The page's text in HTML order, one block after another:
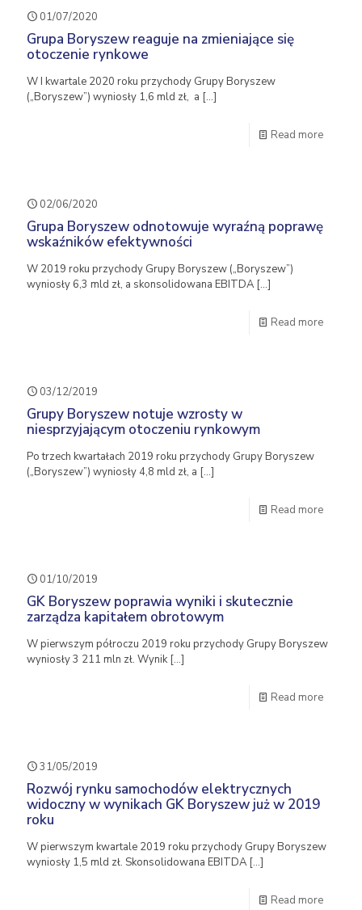
01/07/2020
Grupa Boryszew reaguje na zmieniające się
otoczenie rynkowe
W I kwartale 2020 roku przychody Grupy Boryszew
(„Boryszew”) wyniosły 1,6 mld zł, a […]
Read more
02/06/2020
Grupa Boryszew odnotowuje wyraźną poprawę
wskaźników efektywności
W 2019 roku przychody Grupy Boryszew („Boryszew”)
wyniosły 6,3 mld zł, a skonsolidowana EBITDA […]
Read more
03/12/2019
Grupy Boryszew notuje wzrosty w
niesprzyjającym otoczeniu rynkowym
Po trzech kwartałach 2019 roku przychody Grupy Boryszew
(„Boryszew”) wyniosły 4,8 mld zł, a […]
Read more
01/10/2019
GK Boryszew poprawia wyniki i skutecznie
zarządza kapitałem obrotowym
W pierwszym półroczu 2019 roku przychody Grupy Boryszew
wyniosły 3 211 mln zł. Wynik[…]
Read more
31/05/2019
Rozwój rynku samochodów elektrycznych
widoczny w wynikach GK Boryszew już w 2019
roku
W pierwszym kwartale 2019 roku przychody Grupy Boryszew
wyniosły 1,5 mld zł. Skonsolidowana EBITDA […]
Read more